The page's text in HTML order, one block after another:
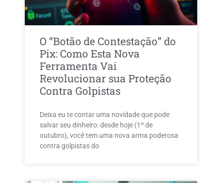
O “Botão de Contestação” do
Pix: Como Esta Nova
Ferramenta Vai
Revolucionar sua Proteção
Contra Golpistas
Deixa eu te contar uma novidade que pode
salvar seu dinheiro: desde hoje (1º de
outubro), você tem uma nova arma poderosa
contra golpistas do